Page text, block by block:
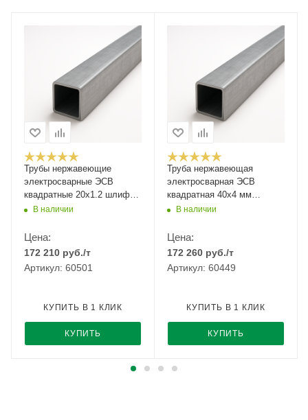
Трубы нержавеющие
электросварные ЭСВ
квадратные 20х1.2 шлиф
имп ASTM A554, длина 6 м,
В наличии
Цена:
172 210 руб./т
Артикул: 60501
КУПИТЬ
КУПИТЬ В 1 КЛИК
Труба нержавеющая
электросварная ЭСВ
квадратная 40х4 мм
матовая ASTM A554 AISI
В наличии
Цена:
172 260 руб./т
Артикул: 60449
КУПИТЬ
КУПИТЬ В 1 КЛИК